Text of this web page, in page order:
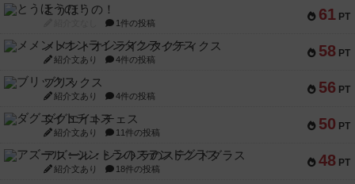
61 PT
とうほうの！
1件の投稿
58 PT
メメントオンラインタクティクス
紹介文あり 4件の投稿
56 PT
ブリックス
紹介文あり 4件の投稿
50 PT
ダグエイトチェス
紹介文あり 11件の投稿
48 PT
アズール：シントラのステンドグラス
紹介文あり 18件の投稿